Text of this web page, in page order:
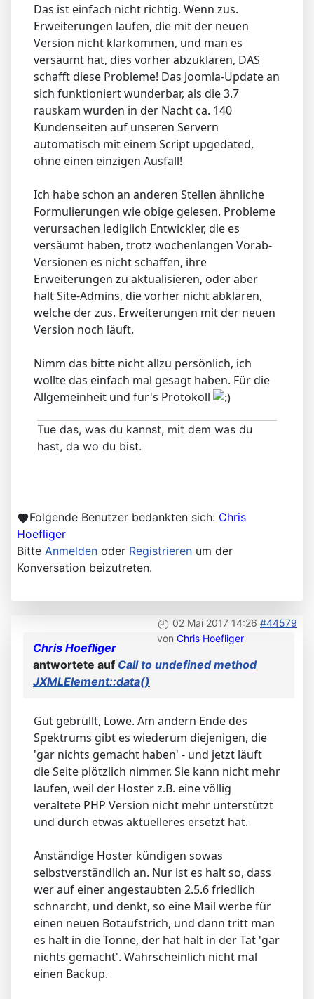
Das ist einfach nicht richtig. Wenn zus.
Erweiterungen laufen, die mit der neuen
Version nicht klarkommen, und man es
versäumt hat, dies vorher abzuklären, DAS
schafft diese Probleme! Das Joomla-Update an
sich funktioniert wunderbar, als die 3.7
rauskam wurden in der Nacht ca. 140
Kundenseiten auf unseren Servern
automatisch mit einem Script upgedated,
ohne einen einzigen Ausfall!
Ich habe schon an anderen Stellen ähnliche
Formulierungen wie obige gelesen. Probleme
verursachen lediglich Entwickler, die es
versäumt haben, trotz wochenlangen Vorab-
Versionen es nicht schaffen, ihre
Erweiterungen zu aktualisieren, oder aber
halt Site-Admins, die vorher nicht abklären,
welche der zus. Erweiterungen mit der neuen
Version noch läuft.
Nimm das bitte nicht allzu persönlich, ich
wollte das einfach mal gesagt haben. Für die
Allgemeinheit und für's Protokoll
Tue das, was du kannst, mit dem was du
hast, da wo du bist.
Folgende Benutzer bedankten sich: Chris
Hoefliger
Bitte Anmelden oder Registrieren um der
Konversation beizutreten.
02 Mai 2017 14:26 #44579
von Chris Hoefliger
Chris Hoefliger
antwortete auf Call to undefined method
JXMLElement::data()
Gut gebrüllt, Löwe. Am andern Ende des
Spektrums gibt es wiederum diejenigen, die
'gar nichts gemacht haben' - und jetzt läuft
die Seite plötzlich nimmer. Sie kann nicht mehr
laufen, weil der Hoster z.B. eine völlig
veraltete PHP Version nicht mehr unterstützt
und durch etwas aktuelleres ersetzt hat.
Anständige Hoster kündigen sowas
selbstverständlich an. Nur ist es halt so, dass
wer auf einer angestaubten 2.5.6 friedlich
schnarcht, und denkt, so eine Mail werbe für
einen neuen Botaufstrich, und dann tritt man
es halt in die Tonne, der hat halt in der Tat 'gar
nichts gemacht'. Wahrscheinlich nicht mal
einen Backup.